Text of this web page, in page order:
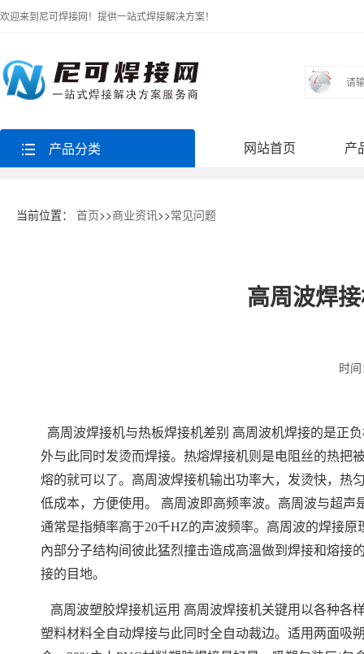
欢迎来到尼可焊接网！提供一站式焊接解决方案！
产品分类 网站首页 产
当前位置： 首页>>商业资讯>>常见问题
高周波焊
时
高周波焊接机与热板焊接机差别 高周波机焊接的是正
外与此同时发烫而焊接。热熔焊接机则是电阻丝的热把
熔的就可以了。高周波焊接机输出功率大，发烫快，热
低成本，方便使用。 高周波即高频率波。高周波与超
通常是指頻率高于20千HZ的声波频率。高周波的焊接
內部分子结构间彼此猛烈撞击造成高溫做到焊接和熔接
接的目地。
高周波塑胶焊接机运用 高周波焊接机关键用以各种各
塑料材料全自动焊接与此同时全自动裁边。适用两面吸